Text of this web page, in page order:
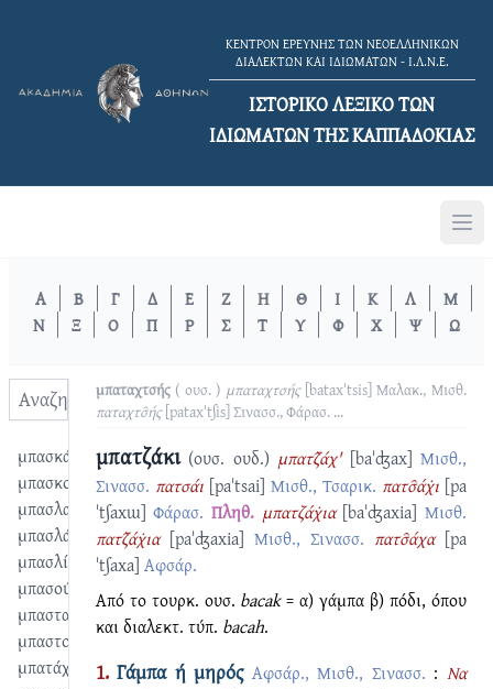
ΚΕΝΤΡΟΝ ΕΡΕΥΝΗΣ ΤΩΝ ΝΕΟΕΛΛΗΝΙΚΩΝ
ΔΙΑΛΕΚΤΩΝ ΚΑΙ ΙΔΙΩΜΑΤΩΝ - Ι.Λ.Ν.Ε.
ΙΣΤΟΡΙΚΟ ΛΕΞΙΚΟ TΩΝ
ΙΔΙΩΜΑΤΩΝ ΤΗΣ ΚΑΠΠΑΔΟΚΙΑΣ
Α Β Γ Δ Ε Ζ Η Θ Ι Κ Λ
Μ
Ν
Ξ Ο Π Ρ Σ Τ Υ Φ Χ Ψ Ω
μπασκά
μπασκού
μπασλαντίζω
μπασλάτημα
μπασλίκ
μπασούστουνα
μπαστανλίκι
μπαστούνι
μπατάχι
μπαταχτσής ( ουσ. ) μπαταχτσής [bataxˈtsis] Μαλακ., Μισθ.
παταχτσ̑ής [pataxˈtʃis] Σινασσ., Φάρασ. ...
μπατζάκι (ουσ. ουδ.) μπατζ̑άχ' [baˈʤax] Μισθ.,
Σινασσ. πατσάι [paˈtsai] Μισθ., Τσαρικ. πατσ̑άχ̇ι [pa
ˈtʃaxɯ] Φάρασ. Πληθ. μπατζάχ̇ια [baˈʤaxia] Μισθ.
πατζ̑άχ̇ια [paˈʤaxia] Μισθ., Σινασσ. πατσ̑άχα [pa
ˈtʃaxa] Αφσάρ.
Από το τουρκ. ουσ. bacak= α) γάμπα β) πόδι, όπου
και διαλεκτ. τύπ. bacah.
1.Γάμπα ή μηρός Αφσάρ., Μισθ., Σινασσ. : Να